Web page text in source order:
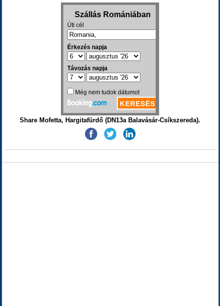
Share Mofetta, Hargitafürdő (DN13a Balavásár-Csíkszereda).